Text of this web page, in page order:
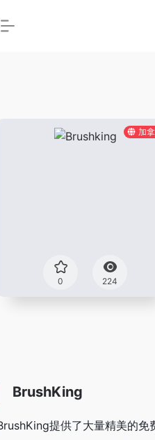
加
0 224
BrushKing
提供了大量精美的